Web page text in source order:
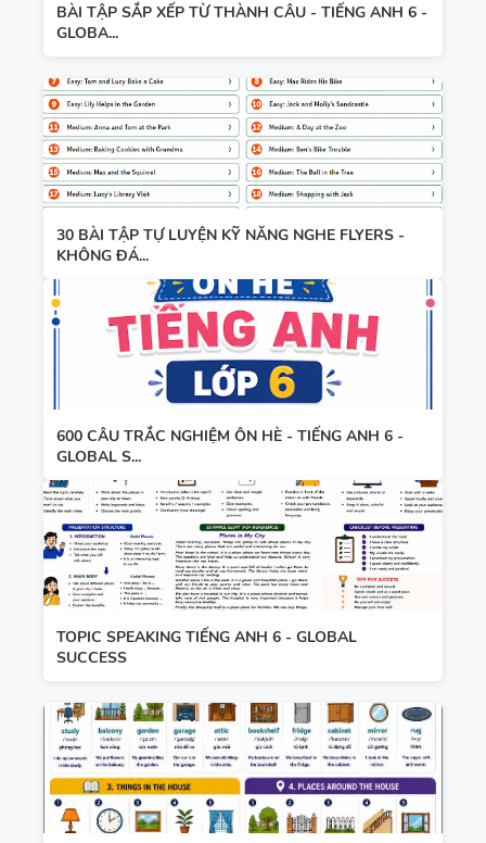
BÀI TẬP SẮP XẾP TỪ THÀNH CÂU - TIẾNG ANH 6 -
GLOBA...
30 BÀI TẬP TỰ LUYỆN KỸ NĂNG NGHE FLYERS -
KHÔNG ĐÁ...
600 CÂU TRẮC NGHIỆM ÔN HÈ - TIẾNG ANH 6 -
GLOBAL S...
TOPIC SPEAKING TIẾNG ANH 6 - GLOBAL
SUCCESS